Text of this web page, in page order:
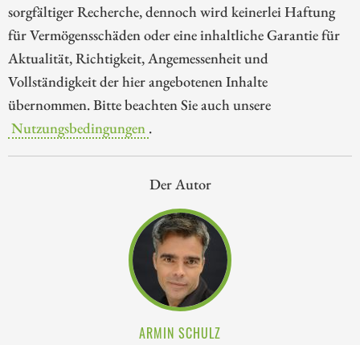
sorgfältiger Recherche, dennoch wird keinerlei Haftung
für Vermögensschäden oder eine inhaltliche Garantie für
Aktualität, Richtigkeit, Angemessenheit und
Vollständigkeit der hier angebotenen Inhalte
übernommen. Bitte beachten Sie auch unsere
Nutzungsbedingungen .
Der Autor
ARMIN SCHULZ